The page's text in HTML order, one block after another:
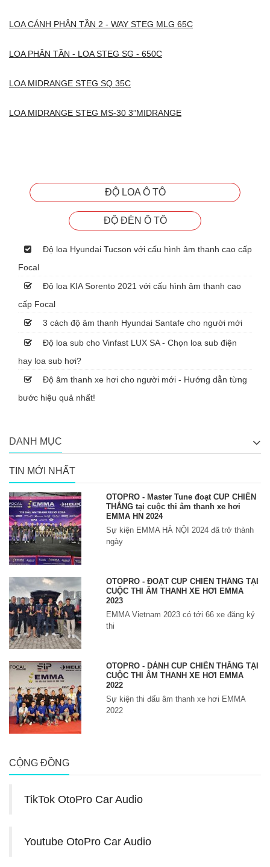
LOA CÁNH PHÂN TẦN 2 - WAY STEG MLG 65C
LOA PHÂN TẦN - LOA STEG SG - 650C
LOA MIDRANGE STEG SQ 35C
LOA MIDRANGE STEG MS-30 3”MIDRANGE
ĐỘ LOA Ô TÔ
ĐỘ ĐÈN Ô TÔ
Độ loa Hyundai Tucson với cấu hình âm thanh cao cấp
Focal
Độ loa KIA Sorento 2021 với cấu hình âm thanh cao
cấp Focal
3 cách độ âm thanh Hyundai Santafe cho người mới
Độ loa sub cho Vinfast LUX SA - Chọn loa sub điện
hay loa sub hơi?
Độ âm thanh xe hơi cho người mới - Hướng dẫn từng
bước hiệu quả nhất!
DANH MỤC
TIN MỚI NHẤT
OTOPRO - Master Tune đoạt CUP CHIẾN
THẮNG tại cuộc thi âm thanh xe hơi
EMMA HN 2024
Sự kiện EMMA HÀ NỘI 2024 đã trở thành
ngày
OTOPRO - ĐOẠT CUP CHIẾN THẮNG TẠI
CUỘC THI ÂM THANH XE HƠI EMMA
2023
EMMA Vietnam 2023 có tới 66 xe đăng ký
thi
OTOPRO - DÀNH CUP CHIẾN THẮNG TẠI
CUỘC THI ÂM THANH XE HƠI EMMA
2022
Sự kiện thi đấu âm thanh xe hơi EMMA
2022
CỘNG ĐỒNG
TikTok OtoPro Car Audio
Youtube OtoPro Car Audio